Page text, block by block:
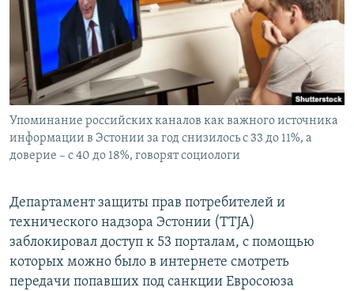
ПОБЕДИТЕЛЕЙ НЕ СУДЯТ?
КРЫМ.НЕПОКОРЕННЫЙ
ELIFBE
УКРАИНСКАЯ ПРОБЛЕМА КРЫМА
ПРИСОЕДИНЯЙТЕСЬ!
Все сайты RFE/RL
Упоминание российских каналов как важного источника
информации в Эстонии за год снизилось с 33 до 11%, а
доверие – с 40 до 18%, говорят социологи
Департамент защиты прав потребителей и
технического надзора Эстонии (TTJA)
заблокировал доступ к 53 порталам, с помощью
которых можно было в интернете смотреть
передачи попавших под санкции Евросоюза